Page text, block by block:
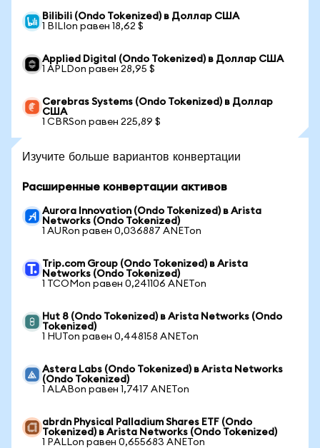
Bilibili (Ondo Tokenized) в Доллар США
1 BILIon равен 18,62 $
Applied Digital (Ondo Tokenized) в Доллар США
1 APLDon равен 28,95 $
Cerebras Systems (Ondo Tokenized) в Доллар
США
1 CBRSon равен 225,89 $
Изучите больше вариантов конвертации
Расширенные конвертации активов
Aurora Innovation (Ondo Tokenized) в Arista
Networks (Ondo Tokenized)
1 AURon равен 0,036887 ANETon
Trip.com Group (Ondo Tokenized) в Arista
Networks (Ondo Tokenized)
1 TCOMon равен 0,241106 ANETon
Hut 8 (Ondo Tokenized) в Arista Networks (Ondo
Tokenized)
1 HUTon равен 0,448158 ANETon
Astera Labs (Ondo Tokenized) в Arista Networks
(Ondo Tokenized)
1 ALABon равен 1,7417 ANETon
abrdn Physical Palladium Shares ETF (Ondo
Tokenized) в Arista Networks (Ondo Tokenized)
1 PALLon равен 0,655683 ANETon